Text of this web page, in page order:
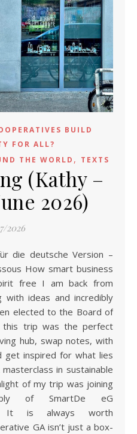
BUILD
FOR ALL?
THE WORLD , TEXTS
(Kathy –
2026)
2026
How smart business
free I am back from
with ideas and incredibly
elected to the Board of
this trip was the perfect
hub, swap notes, with
get inspired for what lies
in sustainable
of my trip was joining
of SmartDe eG
). It is always worth
GA isn’t just a box-